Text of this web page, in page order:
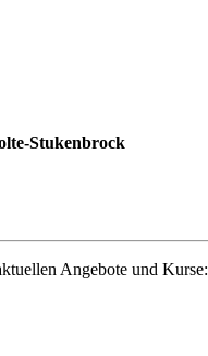
Stukenbrock
Angebote und Kurse: